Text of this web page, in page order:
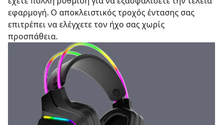
εφαρμογή. Ο αποκλειστικός τροχός έντασης σας
επιτρέπει να ελέγχετε τον ήχο σας χωρίς
προσπάθεια.